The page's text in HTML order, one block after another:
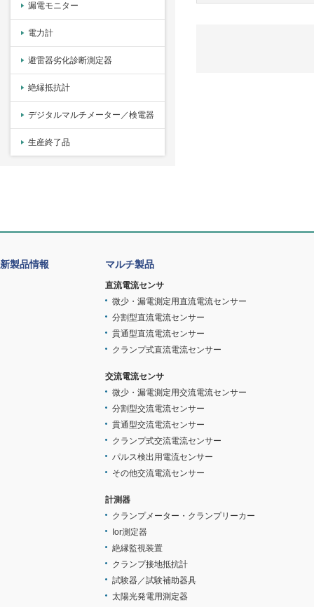
漏電モニター
電力計
避雷器劣化診断測定器
絶縁抵抗計
デジタルマルチメーター／検電器
生産終了品
新製品情報 マルチ製品
直流電流センサ
微少・漏電測定用直流電流センサー
分割型直流電流センサー
貫通型直流電流センサー
クランプ式直流電流センサー
交流電流センサ
微少・漏電測定用交流電流センサー
分割型交流電流センサー
貫通型交流電流センサー
クランプ式交流電流センサー
パルス検出用電流センサー
その他交流電流センサー
計測器
クランプメーター・クランプリーカー
Ior測定器
絶縁監視装置
クランプ接地抵抗計
試験器／試験補助器具
太陽光発電用測定器